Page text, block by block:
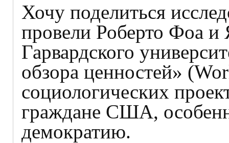
Хочу поделиться
провели Роберто Фоа
Гарвардского
обзора ценностей»
социологических
граждане США,
демократию.